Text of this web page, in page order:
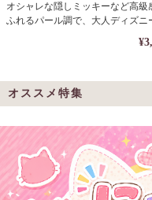
オシャレな隠しミッキーなど高級
ふれるパール調で、大人ディズニ
オススメ特集